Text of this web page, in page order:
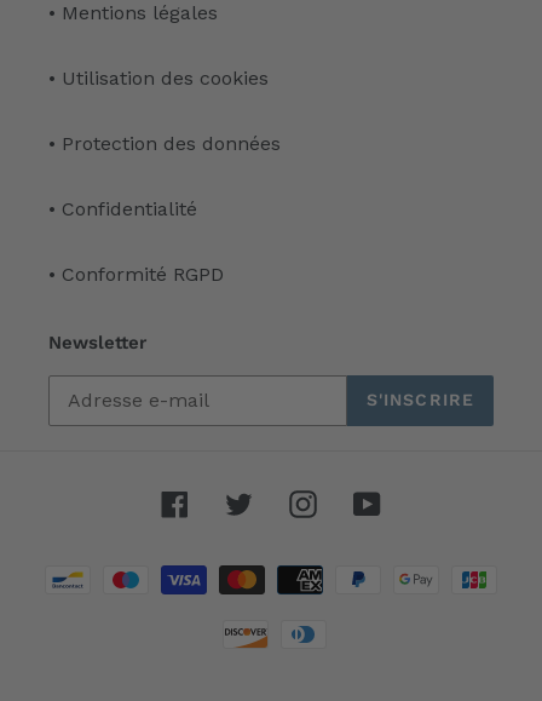
• Mentions légales
• Utilisation des cookies
• Protection des données
• Confidentialité
• Conformité RGPD
Newsletter
S'INSCRIRE
FacebookTwitterInstagram
Moyens
de
paiement